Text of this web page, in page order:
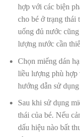
hợp với các biện
cho bé ở trạng thái
uống đủ nước
lượng nước cần
Chọn miếng dán
liều lượng phù
hướng dẫn sử
Sau khi sử dụng
thái của bé. Nếu
dấu hiệu nào bất